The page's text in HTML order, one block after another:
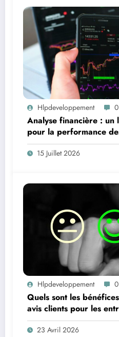
Hlpdeveloppement 0
Analyse financière : un
pour la performance
15 Juillet 2026
Hlpdeveloppement 0
Quels sont les
avis clients pour les
23 Avril 2026